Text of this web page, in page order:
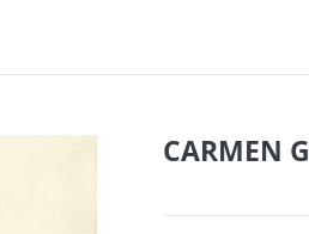
CARMEN